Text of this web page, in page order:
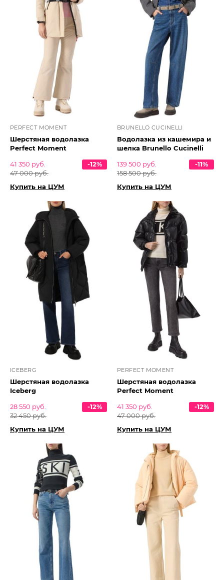
PERFECT MOMENT
Шерстяная водолазка
Perfect Moment
41 350 руб.
47 000 руб.
-12%
Купить на ЦУМ
BRUNELLO CUCINELLI
Водолазка из кашемира и
шелка Brunello Cucinelli
139 500 руб.
158 500 руб.
-11%
Купить на ЦУМ
ICEBERG
Шерстяная водолазка
Iceberg
28 550 руб.
32 450 руб.
-12%
Купить на ЦУМ
PERFECT MOMENT
Шерстяная водолазка
Perfect Moment
41 350 руб.
47 000 руб.
-12%
Купить на ЦУМ